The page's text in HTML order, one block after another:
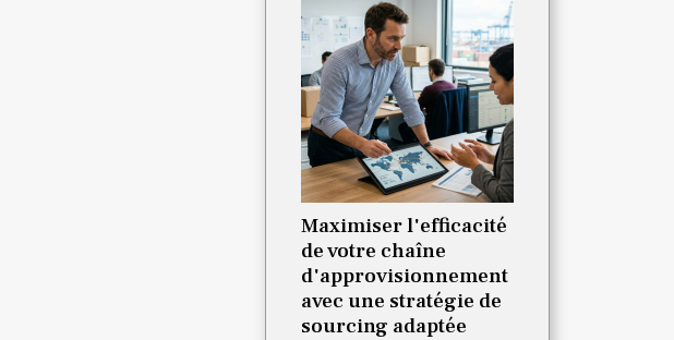
Maximiser l'efficacité
de votre chaîne
d'approvisionnement
avec une stratégie de
sourcing adaptée